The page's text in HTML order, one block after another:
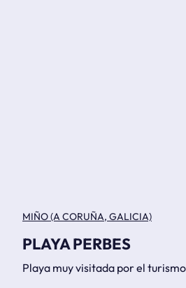
MIÑO (A CORUÑA, GALICIA)
PLAYA PERBES
Playa muy visitada por el